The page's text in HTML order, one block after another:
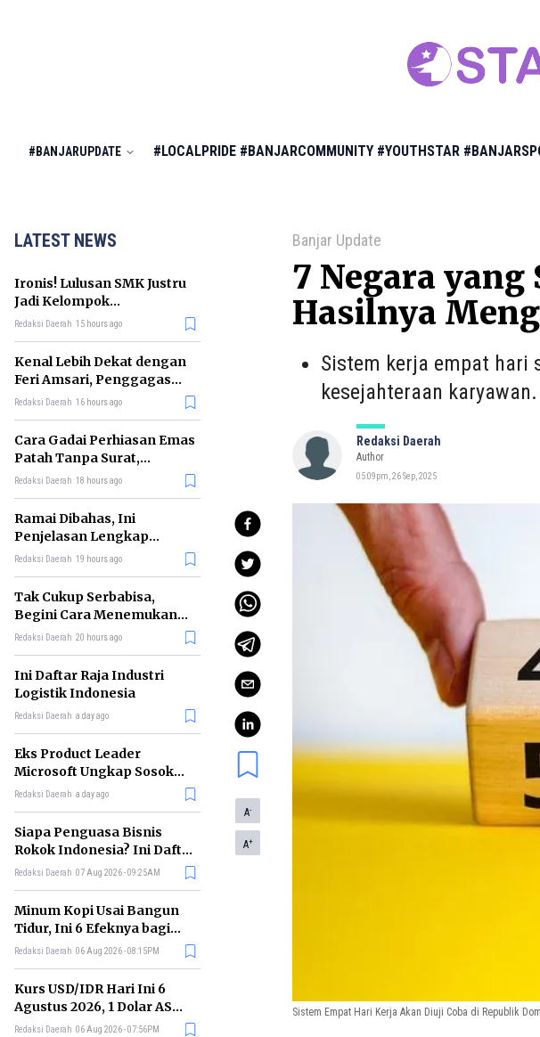
#BANJARUPDATE #LOCALPRIDE #BANJARCOMMUNITY #YOUTHSTAR
LATEST NEWS
Ironis! Lulusan SMK Justru
Jadi Kelompok
Pengangguran Terbanyak
Redaksi Daerah 15 hours ago
Kenal Lebih Dekat dengan
Feri Amsari, Penggagas
Kabinet Bayangan
Redaksi Daerah 16 hours ago
Cara Gadai Perhiasan Emas
Patah Tanpa Surat,
Ternyata Tetap Bisa!
Redaksi Daerah 18 hours ago
Ramai Dibahas, Ini
Penjelasan Lengkap
tentang Konsep Kabinet
Redaksi Daerah 19 hours ago
Tak Cukup Serbabisa,
Begini Cara Menemukan
'Spike' agar CV Dilirik HR
Redaksi Daerah 20 hours ago
Ini Daftar Raja Industri
Logistik Indonesia
Redaksi Daerah a day ago
Eks Product Leader
Microsoft Ungkap Sosok
yang Paling Cocok
Redaksi Daerah a day ago
Siapa Penguasa Bisnis
Rokok Indonesia? Ini Daftar
Perusahaan Terbesarnya
Redaksi Daerah 07 Aug 2026 - 09:25AM
Minum Kopi Usai Bangun
Tidur, Ini 6 Efeknya bagi
Kesehatan Tubuh
Redaksi Daerah 06 Aug 2026 - 08:15PM
Kurs USD/IDR Hari Ini 6
Agustus 2026, 1 Dolar AS
Kini Berapa Rupiah?
Redaksi Daerah 06 Aug 2026 - 07:56PM
Banjar Update
7 Negara yang
Hasilnya
Sistem kerja empat hari
kesejahteraan
Redaksi Daerah
Author
05:09pm, 26 Sep, 2025
A-
A+
Sistem Empat Hari Kerja Akan Diuji Coba di Republik